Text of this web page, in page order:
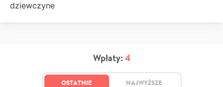
dziewczyne
Wpłaty: 4
OSTATNIE NAJWYŻSZE